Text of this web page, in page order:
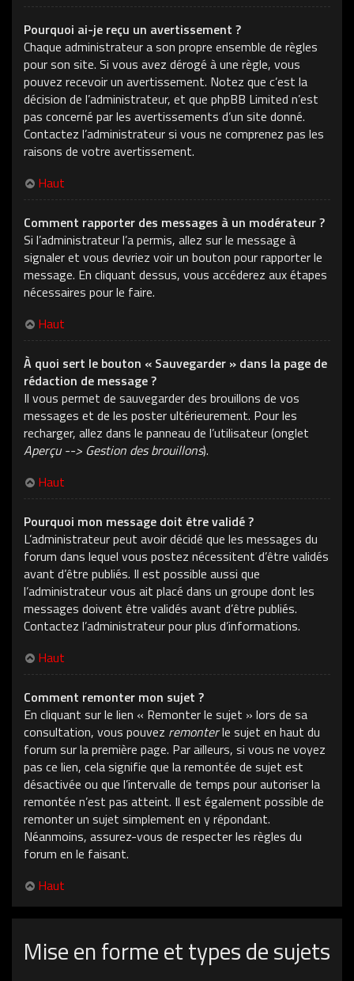
Pourquoi ai-je reçu un avertissement ?
Chaque administrateur a son propre ensemble de règles
pour son site. Si vous avez dérogé à une règle, vous
pouvez recevoir un avertissement. Notez que c’est la
décision de l’administrateur, et que phpBB Limited n’est
pas concerné par les avertissements d’un site donné.
Contactez l’administrateur si vous ne comprenez pas les
raisons de votre avertissement.
Haut
Comment rapporter des messages à un modérateur ?
Si l’administrateur l’a permis, allez sur le message à
signaler et vous devriez voir un bouton pour rapporter le
message. En cliquant dessus, vous accéderez aux étapes
nécessaires pour le faire.
Haut
À quoi sert le bouton « Sauvegarder » dans la page de
rédaction de message ?
Il vous permet de sauvegarder des brouillons de vos
messages et de les poster ultérieurement. Pour les
recharger, allez dans le panneau de l’utilisateur (onglet
Aperçu --> Gestion des brouillons).
Haut
Pourquoi mon message doit être validé ?
L’administrateur peut avoir décidé que les messages du
forum dans lequel vous postez nécessitent d’être validés
avant d’être publiés. Il est possible aussi que
l’administrateur vous ait placé dans un groupe dont les
messages doivent être validés avant d’être publiés.
Contactez l’administrateur pour plus d’informations.
Haut
Comment remonter mon sujet ?
En cliquant sur le lien « Remonter le sujet » lors de sa
consultation, vous pouvez remonterle sujet en haut du
forum sur la première page. Par ailleurs, si vous ne voyez
pas ce lien, cela signifie que la remontée de sujet est
désactivée ou que l’intervalle de temps pour autoriser la
remontée n’est pas atteint. Il est également possible de
remonter un sujet simplement en y répondant.
Néanmoins, assurez-vous de respecter les règles du
forum en le faisant.
Haut
Mise en forme et types de sujets